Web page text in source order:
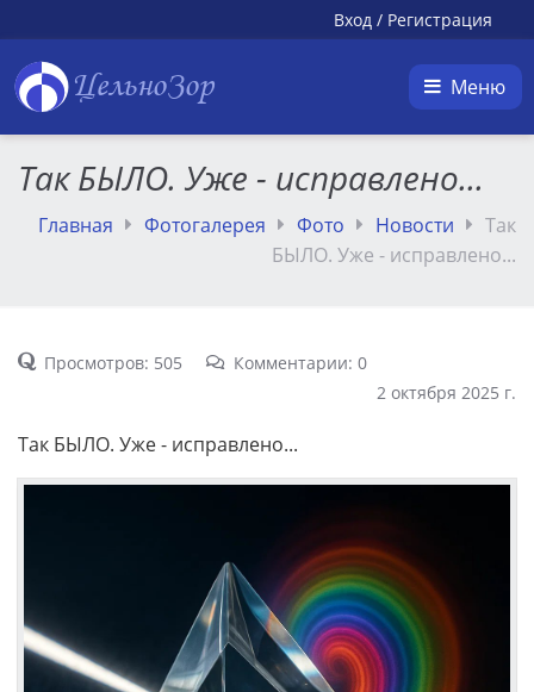
Вход / Регистрация
ЦельноЗор Меню
Так БЫЛО. Уже - исправлено...
Главная Фотогалерея Фото Новости
Так
БЫЛО. Уже - исправлено...
Просмотров: 505
Комментарии: 0
2 октября 2025 г.
Так БЫЛО. Уже - исправлено...